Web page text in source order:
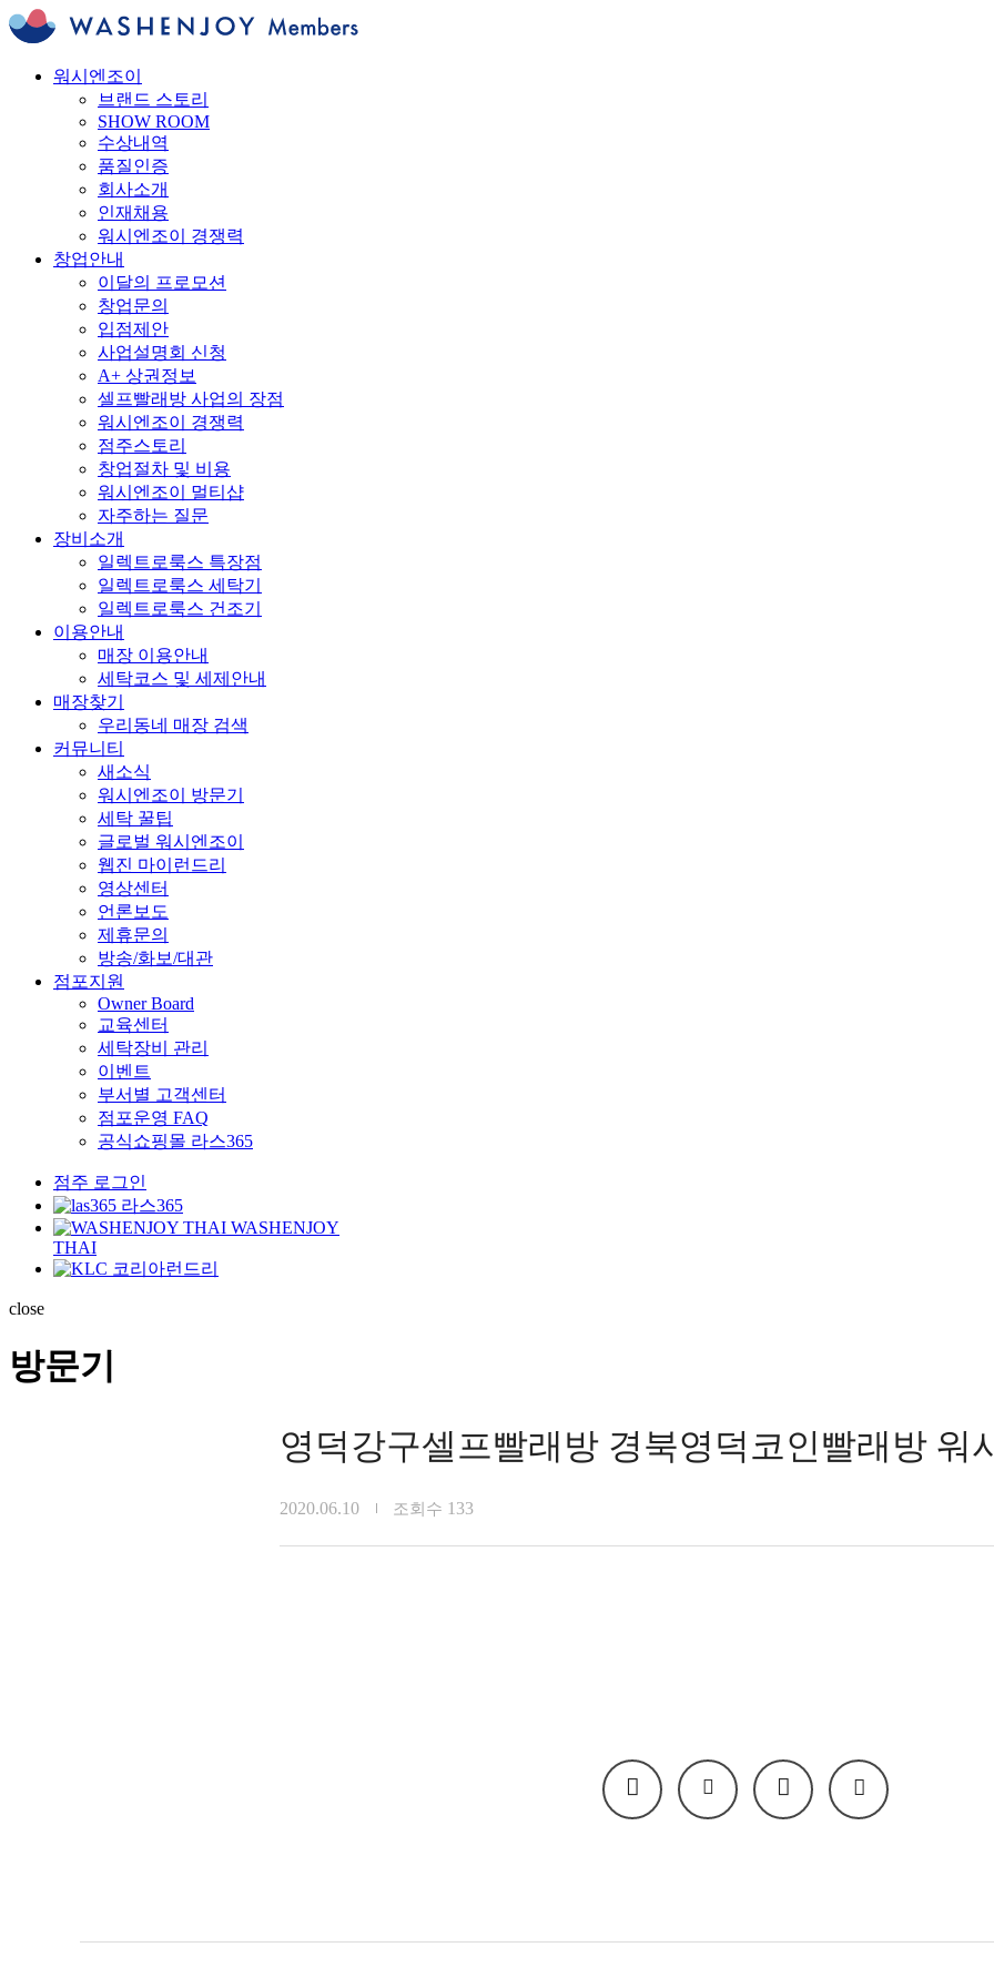
워시엔조이
브랜드 스토리
SHOW ROOM
수상내역
품질인증
회사소개
인재채용
워시엔조이 경쟁력
창업안내
이달의 프로모션
창업문의
입점제안
사업설명회 신청
A+ 상권정보
셀프빨래방 사업의 장점
워시엔조이 경쟁력
점주스토리
창업절차 및 비용
워시엔조이 멀티샵
자주하는 질문
장비소개
일렉트로룩스 특장점
일렉트로룩스 세탁기
일렉트로룩스 건조기
이용안내
매장 이용안내
세탁코스 및 세제안내
매장찾기
우리동네 매장 검색
커뮤니티
새소식
워시엔조이 방문기
세탁 꿀팁
글로벌 워시엔조이
웹진 마이런드리
영상센터
언론보도
제휴문의
방송/화보/대관
점포지원
Owner Board
교육센터
세탁장비 관리
이벤트
부서별 고객센터
점포운영 FAQ
공식쇼핑몰 라스365
점주 로그인
라스365
WASHENJOY
THAI
코리아런드리
close
방문기
영덕강구셀프빨래방 경북영덕코인빨래방 워
2020.06.10 조회수 133